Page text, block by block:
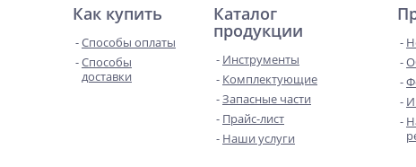
Как купить
Способы оплаты
Способы
доставки
Каталог
продукции
Инструменты
Комплектующие
Запасные части
Прайс-лист
Наши услуги